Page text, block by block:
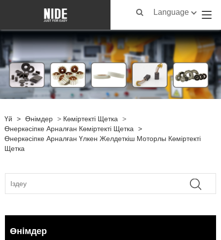
Language
Үй > Өнімдер > Көміртекті Щетка
>
Өнеркәсіпке Арналған Көміртекті Щетка
>
Өнеркәсіпке Арналған Үлкен Желдеткіш Моторлы Көміртекті
Щетка
Өнімдер